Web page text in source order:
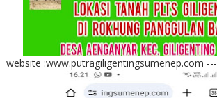
website :www.putragiligentingsumenep.com ---